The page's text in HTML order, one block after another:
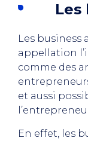
Les
Les
appellation
comme des
et aussi
En effet, les